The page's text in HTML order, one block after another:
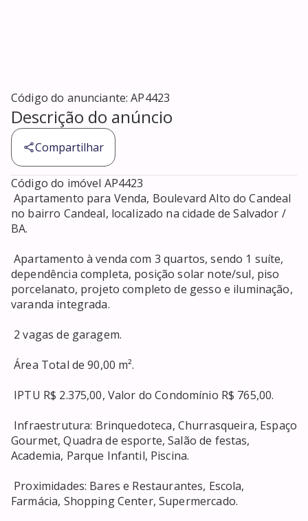
Código do anunciante:AP4423
Descrição do anúncio
Compartilhar
Código do imóvel AP4423
Apartamento para Venda, Boulevard Alto do Candeal
no bairro Candeal, localizado na cidade de Salvador /
BA.
Apartamento à venda com 3 quartos, sendo 1 suíte,
dependência completa, posição solar note/sul, piso
porcelanato, projeto completo de gesso e iluminação,
varanda integrada.
Área Total de 90,00 m².
Gourmet, Quadra de esporte, Salão de festas,
Academia, Parque Infantil, Piscina.
Farmácia, Shopping Center, Supermercado.